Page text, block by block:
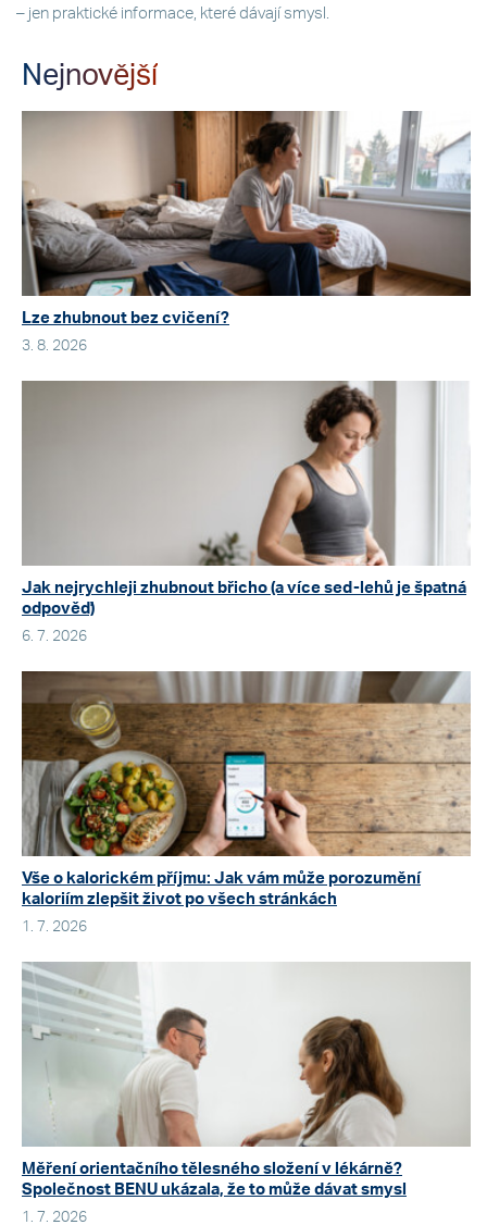
– jen praktické informace, které dávají smysl.
Nejnovější
Lze zhubnout bez cvičení?
3. 8. 2026
Jak nejrychleji zhubnout břicho (a více sed-lehů je špatná
odpověď)
6. 7. 2026
Vše o kalorickém příjmu: Jak vám může porozumění
kaloriím zlepšit život po všech stránkách
1. 7. 2026
Měření orientačního tělesného složení v lékárně?
Společnost BENU ukázala, že to může dávat smysl
1. 7. 2026